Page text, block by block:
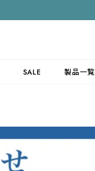
SALE 製品一覧